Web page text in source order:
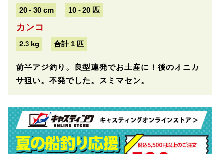
20 - 30 cm 10 - 20 匹
カンコ
2.3 kg 合計 1 匹
前半アジ釣り。良型連発でお土産に！後のオニカ
サ狙い。不発でした。スミマセン。